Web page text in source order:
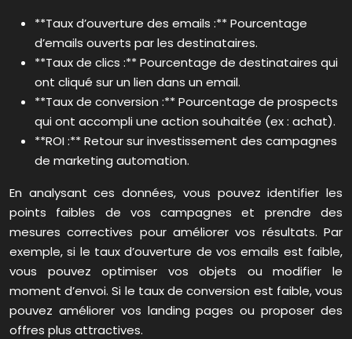
**Taux d’ouverture des emails :** Pourcentage
d’emails ouverts par les destinataires.
**Taux de clics :** Pourcentage de destinataires qui
ont cliqué sur un lien dans un email.
**Taux de conversion :** Pourcentage de prospects
qui ont accompli une action souhaitée (ex : achat).
**ROI :** Retour sur investissement des campagnes
de marketing automation.
En analysant ces données, vous pouvez identifier les
points faibles de vos campagnes et prendre des
mesures correctives pour améliorer vos résultats. Par
exemple, si le taux d’ouverture de vos emails est faible,
vous pouvez optimiser vos objets ou modifier le
moment d’envoi. Si le taux de conversion est faible, vous
pouvez améliorer vos landing pages ou proposer des
offres plus attractives.